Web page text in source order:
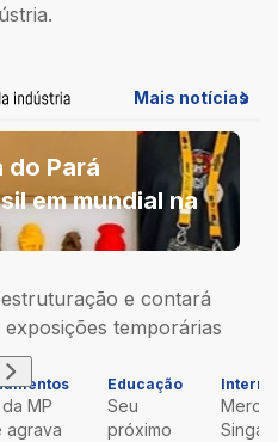
Mais notícias
do Pará
em mundial na
e contará
temporárias
MP
agrava
Educação
Seu
próximo